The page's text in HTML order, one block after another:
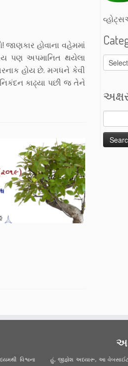
જાણકાર હોવાના વહેમમાં
પણ અપમાનિત થયેલા
હોય છે. મગધને કેવી
કાઢ્યા પછી જ તેને
વિશ્વના હું, જીજ્ઞેશ અધ્યારૂ, આ વેબસાઈટ